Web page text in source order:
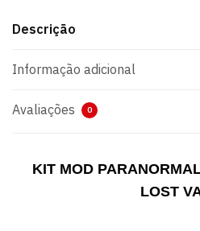
Descrição
Informação adicional
Avaliações 0
KIT MOD
LOST